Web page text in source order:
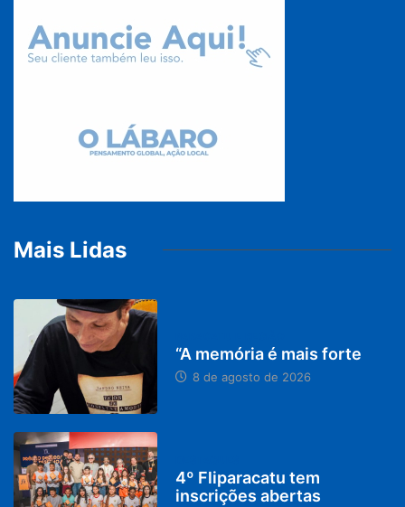
Mais Lidas
“A memória é mais forte
8 de agosto de 2026
4º Fliparacatu tem
inscrições abertas